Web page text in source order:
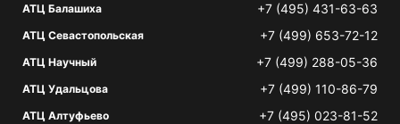
АТЦ Балашиха +7 (495) 431-63-63
АТЦ Севастопольская +7 (499) 653-72-12
АТЦ Научный +7 (499) 288-05-36
АТЦ Удальцова +7 (499) 110-86-79
АТЦ Алтуфьево +7 (495) 023-81-52